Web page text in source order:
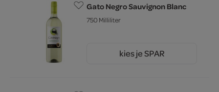
Gato Negro Sauvignon Blanc
750 Milliliter
kies je SPAR